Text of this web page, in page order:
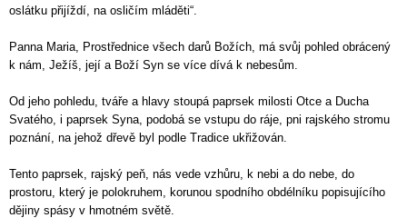
oslátku přijíždí, na osličím mláděti“.
Panna Maria, Prostřednice všech darů Božích, má svůj pohled obrácený
k nám, Ježíš, její a Boží Syn se více dívá k nebesům.
Od jeho pohledu, tváře a hlavy stoupá paprsek milosti Otce a Ducha
Svatého, i paprsek Syna, podobá se vstupu do ráje, pni rajského stromu
poznání, na jehož dřevě byl podle Tradice ukřižován.
Tento paprsek, rajský peň, nás vede vzhůru, k nebi a do nebe, do
prostoru, který je polokruhem, korunou spodního obdélníku popisujícího
dějiny spásy v hmotném světě.